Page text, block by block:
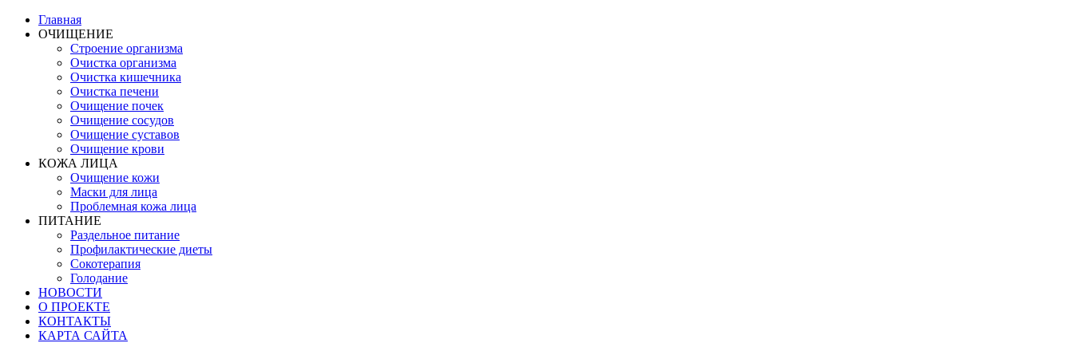
Главная
ОЧИЩЕНИЕ
Строение организма
Очистка организма
Очистка кишечника
Очистка печени
Очищение почек
Очищение сосудов
Очищение суставов
Очищение крови
КОЖА ЛИЦА
Очищение кожи
Маски для лица
Проблемная кожа лица
ПИТАНИЕ
Раздельное питание
Профилактические диеты
Сокотерапия
Голодание
НОВОСТИ
О ПРОЕКТЕ
КОНТАКТЫ
КАРТА САЙТА